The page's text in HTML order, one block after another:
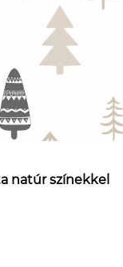
natúr színekkel